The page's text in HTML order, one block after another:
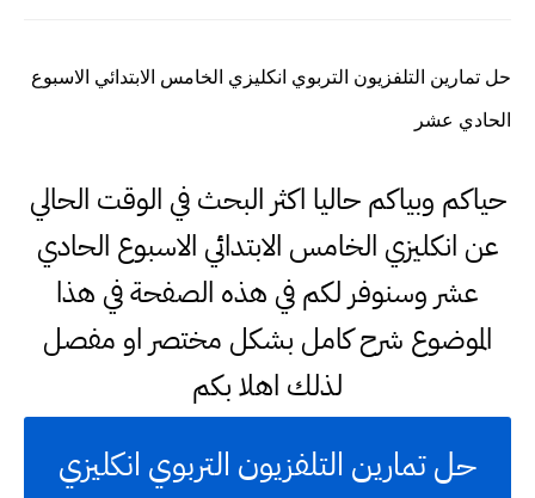
حل تمارين التلفزيون التربوي انكليزي الخامس الابتدائي الاسبوع
الحادي عشر
حياكم وبياكم حاليا اكثر البحث في الوقت الحالي
عن انكليزي الخامس الابتدائي الاسبوع الحادي
عشر وسنوفر لكم في هذه الصفحة في هذا
الموضوع شرح كامل بشكل مختصر او مفصل
لذلك اهلا بكم
حل تمارين التلفزيون التربوي انكليزي